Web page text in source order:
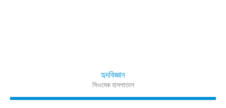
হৃদবিজ্ঞান
সিওমেক হাসপাতাল